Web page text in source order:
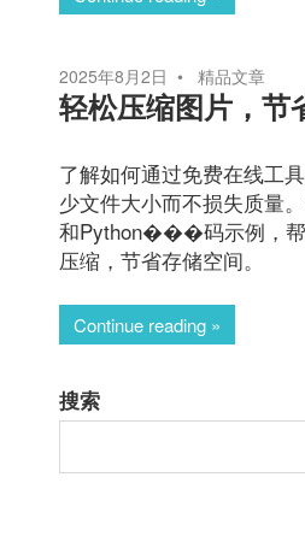
2025年8月2日 精品文章
轻松压缩图片，节
了解如何通过免费在线工
少文件大小而不损失质量
和Python���码示例，帮
压缩，节省存储空间。
Continue reading
搜索